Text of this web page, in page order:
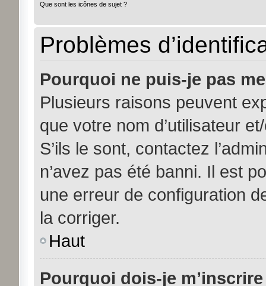
Que sont les icônes de sujet ?
Problèmes
Pourquoi ne puis-je pas
Plusieurs raisons peuvent
que votre nom d’utilisateur
S’ils le sont, contactez
n’avez pas été banni. Il est
une erreur de configuration
la corriger.
Haut
Pourquoi dois-je